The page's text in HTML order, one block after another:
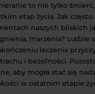
to nie tylko
etap życia. Jak
naszych bliskich
marzenia? Ludzie
leczenia
i bezsilności.
aby mogła stać się
w ostatnim etapie